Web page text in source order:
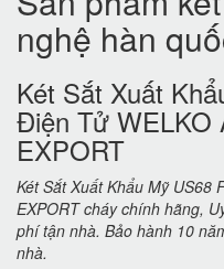
nghệ hàn
Két Sắt Xuất
Điện Tử WELKO
EXPORT
Két Sắt Xuất Khẩu Mỹ US68
EXPORT cháy chính hãng,
phí tận nhà. Bảo hành 10
nhà.